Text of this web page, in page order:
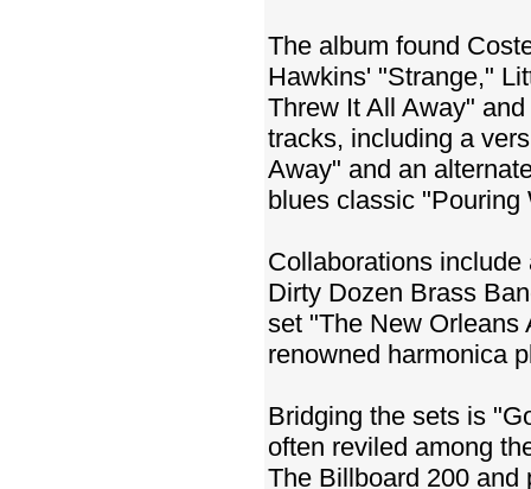
The album found
Hawkins' "Strange,"
Threw It All Away"
tracks, including a
Away" and an
blues classic "Pouring
Collaborations
Dirty Dozen Brass
set "The New Orleans
renowned harmonica
Bridging the sets is
often reviled among
The Billboard 200 and